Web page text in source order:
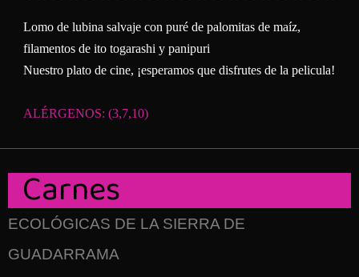
Lomo de lubina salvaje con puré de palomitas de maíz,
filamentos de ito togarashi y panipuri
Nuestro plato de cine, ¡esperamos que disfrutes de la pelicula!
ALÉRGENOS: (3,7,10)
Carnes
ECOLÓGICAS DE LA SIERRA DE
GUADARRAMA